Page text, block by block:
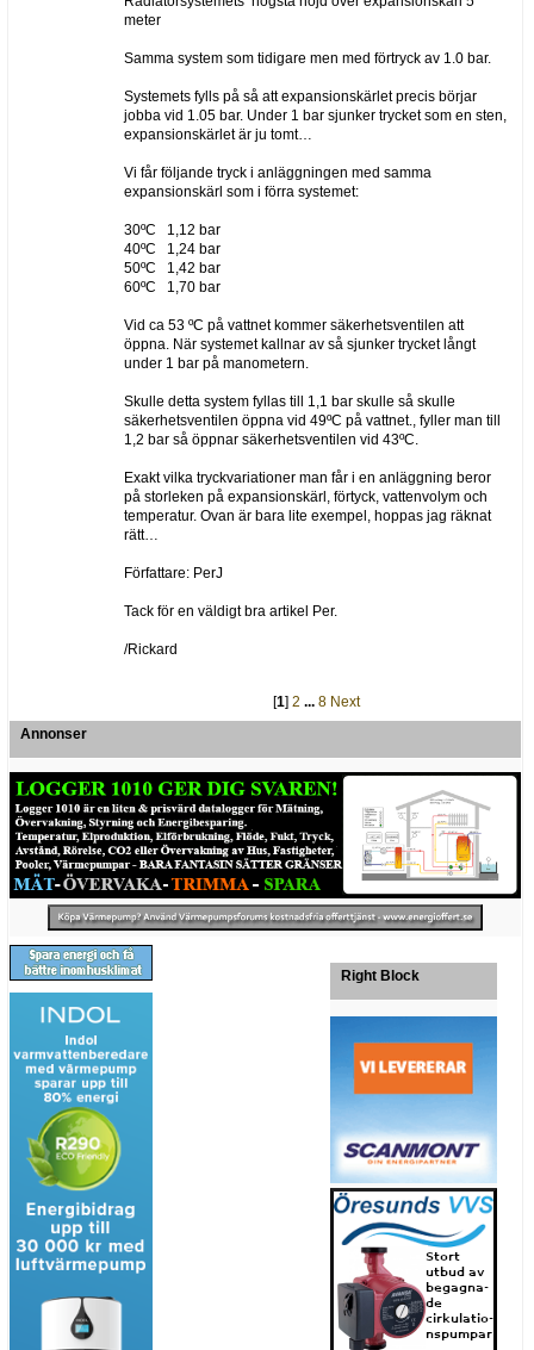
meter
Samma system som tidigare men med förtryck av 1.0 bar.
Systemets fylls på så att expansionskärlet precis börjar
jobba vid 1.05 bar. Under 1 bar sjunker trycket som en sten,
expansionskärlet är ju tomt…
Vi får följande tryck i anläggningen med samma
expansionskärl som i förra systemet:
30ºC 1,12 bar
40ºC 1,24 bar
50ºC 1,42 bar
60ºC 1,70 bar
Vid ca 53 ºC på vattnet kommer säkerhetsventilen att
öppna. När systemet kallnar av så sjunker trycket långt
under 1 bar på manometern.
Skulle detta system fyllas till 1,1 bar skulle så skulle
säkerhetsventilen öppna vid 49ºC på vattnet., fyller man till
1,2 bar så öppnar säkerhetsventilen vid 43ºC.
Exakt vilka tryckvariationer man får i en anläggning beror
på storleken på expansionskärl, förtyck, vattenvolym och
temperatur. Ovan är bara lite exempel, hoppas jag räknat
rätt…
Författare: PerJ
Tack för en väldigt bra artikel Per.
/Rickard
[1] 2 ... 8 Next
Annonser
Right Block